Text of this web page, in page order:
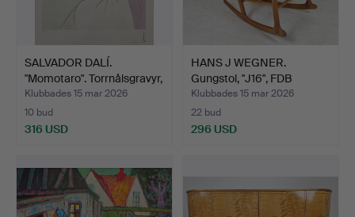
SALVADOR DALÍ.
"Momotaro". Torrnålsgravyr,
…
Klubbades 15 mar 2026
10 bud
316 USD
HANS J WEGNER.
Gungstol, "J16", FDB
Möbler…
Klubbades 15 mar 2026
22 bud
296 USD